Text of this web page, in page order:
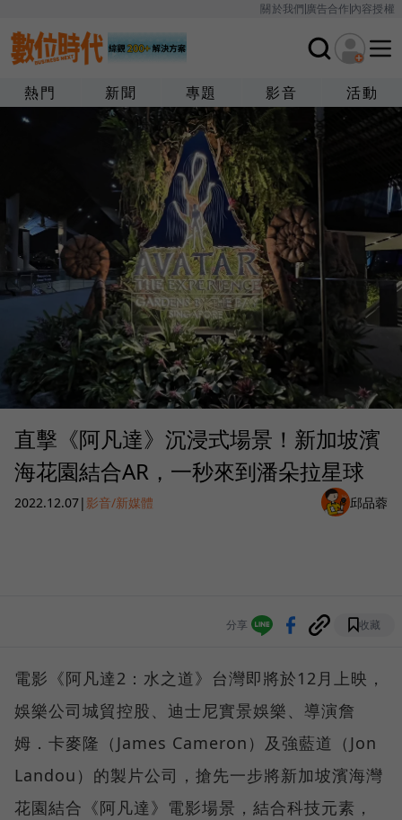
關於我們廣告合作內容授權
熱門 新聞 專題 影音 活動
直擊《阿凡達》沉浸式場景！新加坡濱
海花園結合AR，一秒來到潘朵拉星球
2022.12.07| 影音/新媒體 邱品蓉
分享 收藏
電影《阿凡達2：水之道》台灣即將於12月上映，
娛樂公司城貿控股、迪士尼實景娛樂、導演詹
姆．卡麥隆（James Cameron）及強藍道（Jon
Landou）的製片公司，搶先一步將新加坡濱海灣
花園結合《阿凡達》電影場景，結合科技元素，